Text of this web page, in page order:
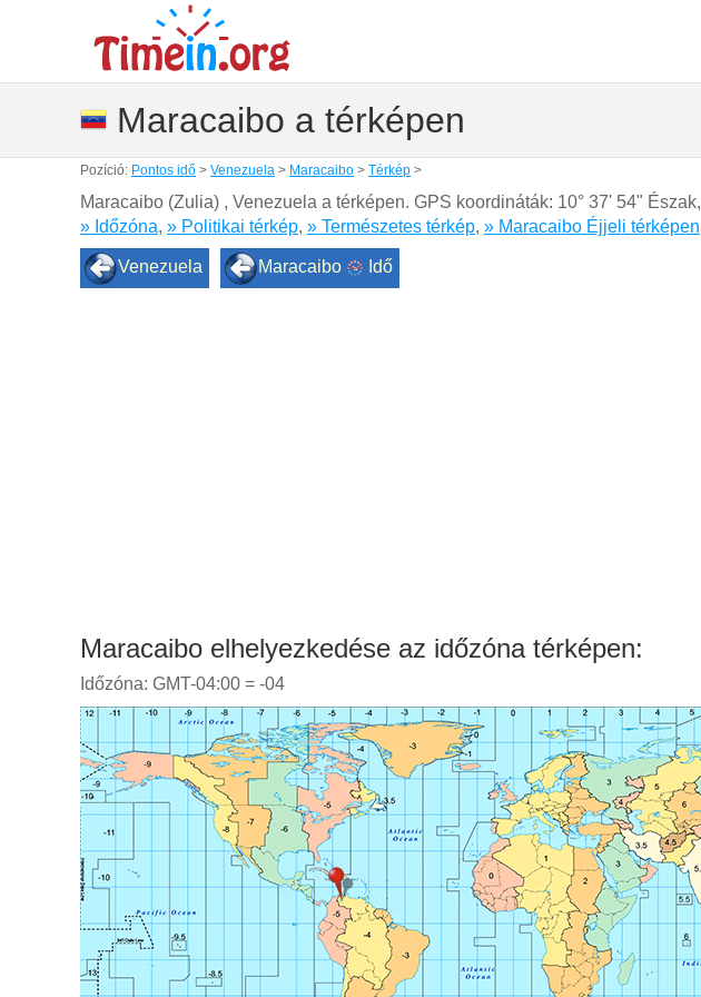
Maracaibo a térképen
Pozíció: Pontos idő > Venezuela > Maracaibo > Térkép >
Maracaibo (Zulia) , Venezuela a térképen. GPS koordináták: 10° 37' 54" Észak,
» Időzóna, » Politikai térkép, » Természetes térkép, » Maracaibo Éjjeli térképen
Venezuela Maracaibo Idő
Maracaibo elhelyezkedése az időzóna térképen:
Időzóna: GMT-04:00 = -04